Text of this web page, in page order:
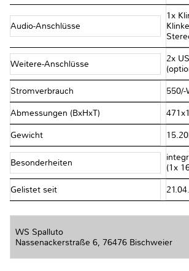
Audio-Anschlüsse
1x
Weitere-Anschlüsse
2x
Stromverbrauch 550/​-
Abmessungen (BxHxT)
Gewicht
Besonderheiten
(1x
Gelistet seit
WS Spalluto
Nassenackerstraße 6, 76476 Bischweier